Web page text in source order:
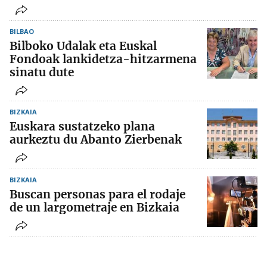
BILBAO
Bilboko Udalak eta Euskal
Fondoak lankidetza-hitzarmena
sinatu dute
BIZKAIA
Euskara sustatzeko plana
aurkeztu du Abanto Zierbenak
BIZKAIA
Buscan personas para el rodaje
de un largometraje en Bizkaia